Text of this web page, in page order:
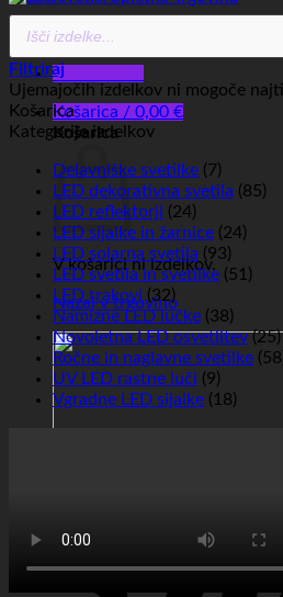
Glavni meni
Glavni meni
Košarica / 0,00 €
Košarica
V košarici ni izdelkov.
Nazaj v trgovino
Za možnost plačila po
Products
search
Filtriraj
Ujemajočih izdelkov ni mogoče
Košarica
Kategorije izdelkov
Delavniške svetilke (7)
LED dekorativna svetila (85)
LED reflektorji (24)
LED sijalke in žarnice (24)
LED solarna svetila (93)
LED svetila in svetilke (51)
LED trakovi (32)
Namizne LED lučke (38)
Novoletna LED osvetlitev (25)
Ročne in naglavne svetilke (58)
UV LED rastne luči (9)
Vgradne LED sijalke (18)